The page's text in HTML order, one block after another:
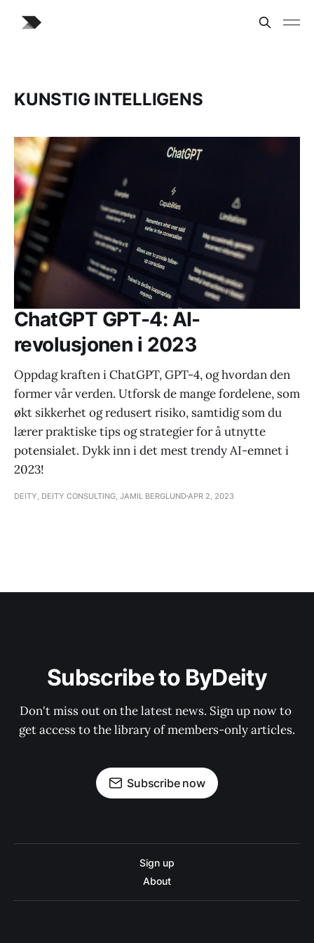
KUNSTIG INTELLIGENS
ChatGPT GPT-4: AI-
revolusjonen i 2023
Oppdag kraften i ChatGPT, GPT-4, og hvordan den
former vår verden. Utforsk de mange fordelene, som
økt sikkerhet og redusert risiko, samtidig som du
lærer praktiske tips og strategier for å utnytte
potensialet. Dykk inn i det mest trendy AI-emnet i
2023!
DEITY, DEITY CONSULTING, JAMIL BERGLUND APR 2, 2023
Subscribe to ByDeity
Don't miss out on the latest news. Sign up now to
get access to the library of members-only articles.
Subscribe now
Sign up
About